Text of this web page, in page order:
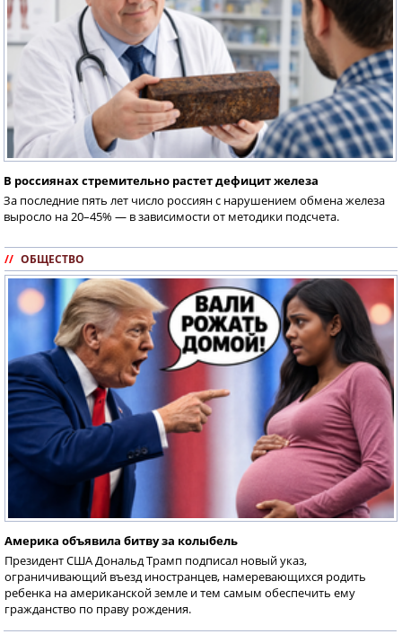
В россиянах стремительно растет дефицит железа
За последние пять лет число россиян с нарушением обмена железа
выросло на 20–45% — в зависимости от методики подсчета.
// ОБЩЕСТВО
Америка объявила битву за колыбель
Президент США Дональд Трамп подписал новый указ,
ограничивающий въезд иностранцев, намеревающихся родить
ребенка на американской земле и тем самым обеспечить ему
гражданство по праву рождения.